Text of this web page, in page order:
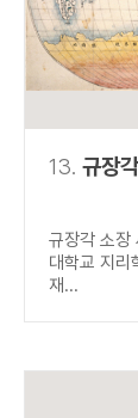
13. 규장
규장각 소
대학교 지리
재...